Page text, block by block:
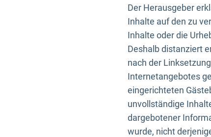
Der Herausgeber
Inhalte auf den zu
Inhalte oder die
Deshalb distanziert
nach der
Internetangebotes
eingerichteten
unvollständige
dargebotener
wurde, nicht